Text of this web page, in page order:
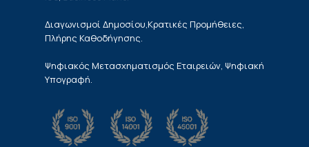
Διαγωνισμοί Δημοσίου,Κρατικές Προμήθειες,
Πλήρης Καθοδήγησης.
Ψηφιακός Μετασχηματισμός Εταιρειών, Ψηφιακή
Υπογραφή.